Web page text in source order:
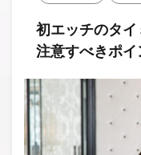
初エッチのタ
注意すべきポイ